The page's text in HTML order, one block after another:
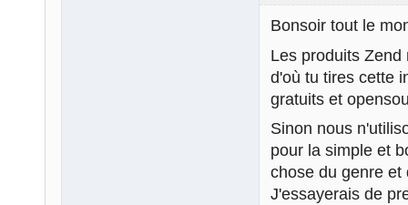
Bonsoir tout le
Les produits
d'où tu tires cette
gratuits et
Sinon nous
pour la simple et
chose du genre
J'essayerais de